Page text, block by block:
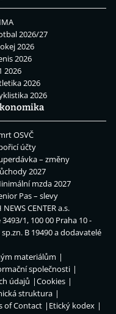
2026/27
2026
2026
2026
2026
2026
OSVČ
účty
– změny
2027
mzda 2027
Pas – slevy
NEWS CENTER a.s.
1, 100 00 Praha 10 -
B 19490 a dodavatelé
materiálům
společnosti
údajů
Cookies
struktura
of Contact
Etický kodex